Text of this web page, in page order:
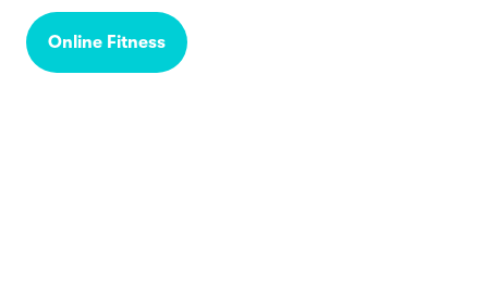
Online Fitness